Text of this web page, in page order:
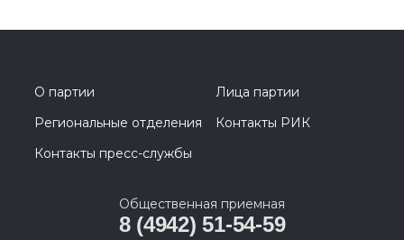
О партии
Лица партии
Региональные отделения
Контакты РИК
Контакты пресс-службы
Общественная приемная
8 (4942) 51-54-59